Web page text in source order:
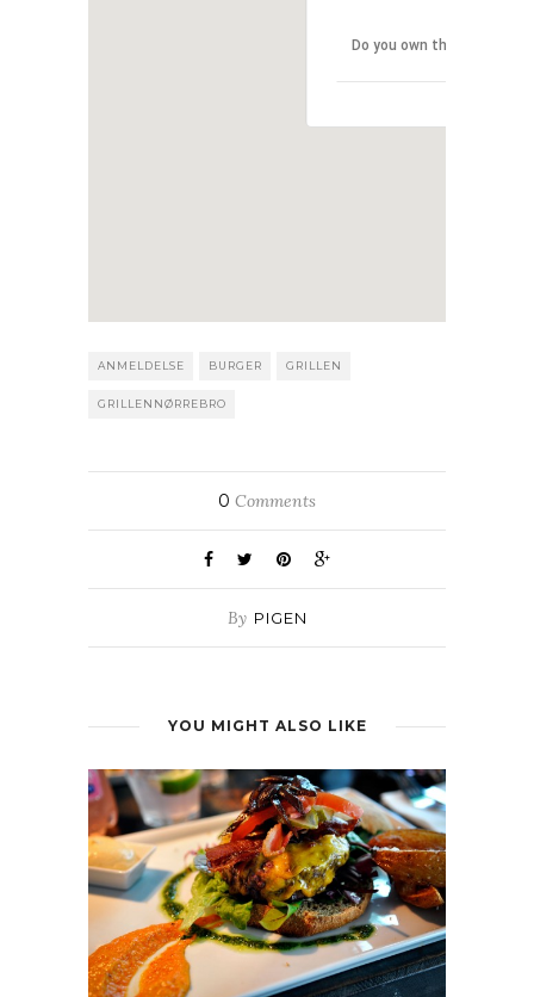
Do you own this website?
ANMELDELSE BURGER GRILLEN
GRILLENNØRREBRO
0 Comments
By PIGEN
YOU MIGHT ALSO LIKE